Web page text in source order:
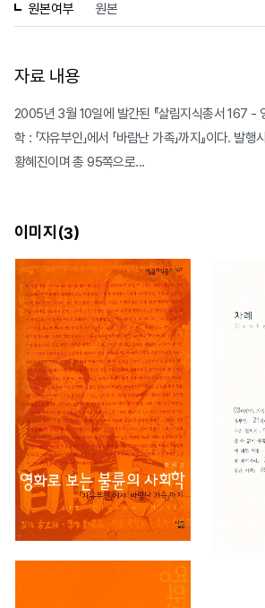
원본여부 원본
자료 내용
2005년 3월 10일에 발간된 『살림지식총서 167 -
학 : 「자유부인」에서 「바람난 가족」까지』이다. 발
황혜진이며 총 95쪽으로...
이미지(3)